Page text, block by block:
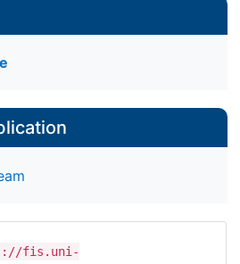
fis.uni-